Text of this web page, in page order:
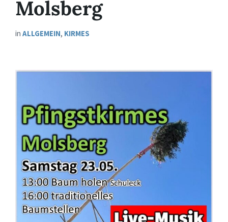
Molsberg
in ALLGEMEIN, KIRMES